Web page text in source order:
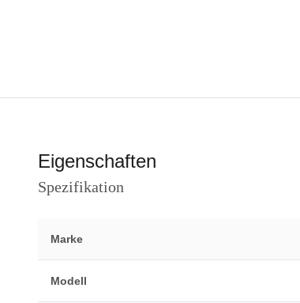
Eigenschaften
Spezifikation
Marke
Modell